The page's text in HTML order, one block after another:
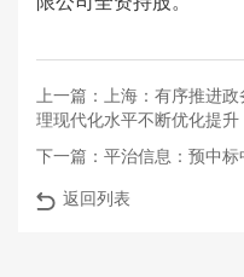
上一篇： 上海：有序推进
理现代化水平不断优化提升
下一篇： 平治信息：预中标
返回列表